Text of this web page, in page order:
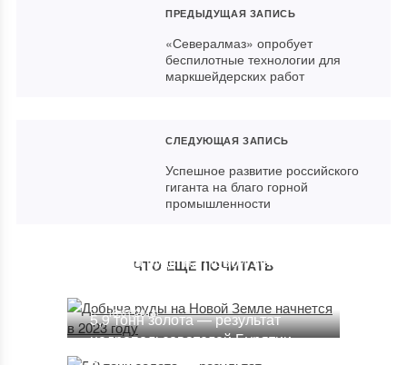
ПРЕДЫДУЩАЯ ЗАПИСЬ
«Севералмаз» опробует
беспилотные технологии для
маркшейдерских работ
СЛЕДУЮЩАЯ ЗАПИСЬ
Успешное развитие российского
гиганта на благо горной
промышленности
ЧТО ЕЩЕ ПОЧИТАТЬ
Добыча руды на Новой Земле
18.01.2018
5,9 тонн золота — результат
недропользователей Бурятии
Вебинар о возможностях LiDAR